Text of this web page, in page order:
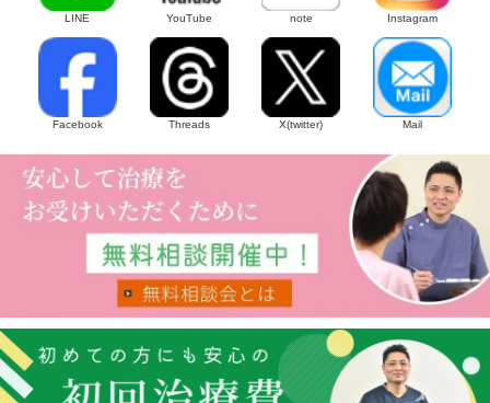
LINE YouTube note Instagram
Facebook Threads X(twitter) Mail